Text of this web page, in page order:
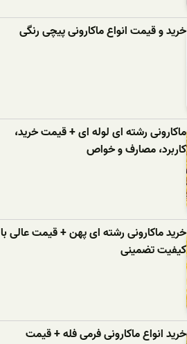
خرید و قیمت انواع ماکارونی پیچی رنگی
ماکارونی رشته ای لوله ای + قیمت خرید،
کاربرد، مصارف و خواص
خرید ماکارونی رشته ای پهن + قیمت عالی با
کیفیت تضمینی
خرید انواع ماکارونی فرمی فله + قیمت